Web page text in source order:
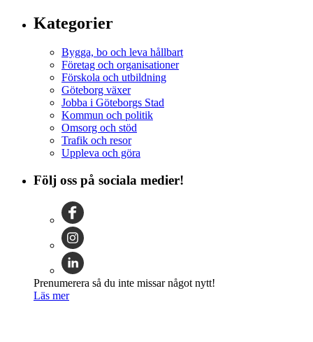
Kategorier
Bygga, bo och leva hållbart
Företag och organisationer
Förskola och utbildning
Göteborg växer
Jobba i Göteborgs Stad
Kommun och politik
Omsorg och stöd
Trafik och resor
Uppleva och göra
Följ oss på sociala medier!
Prenumerera så du inte missar något nytt!
Läs mer